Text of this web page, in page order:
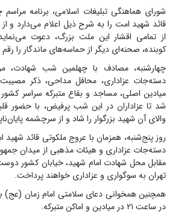
شورای هماهنگی تبلیغات اسلامی، برنامه
قائد شهید امت را به شرح ذیل اعلام می‌دارد و
از تمامی اقشار این ملت بزرگ، دعوت
کوبنده، صحنه‌ای دیگر از حماسه‌های ماندگار را رقم
چهارشنبه، مصادف با چهلمین شب شهادت،
دسته‌جات عزاداری، محافل مداحی، ذکر
شد تا عزاداران در این شب پرفیض، با حضور
والای آن شهید بزرگوار را شاد و از سرچشمه
دسته‌جات عزاداری و هیئات مذهبی از میدان
مقابل محل شهادت امام شهید، خیابان کشور
تهران به سوگواری و عزاداری خواهند پرداخت.
همچنین همخوانی دعای سلامتی امام زمان (عج)
در ساعت ۲۱ در میادین و اماکن متبرکه.